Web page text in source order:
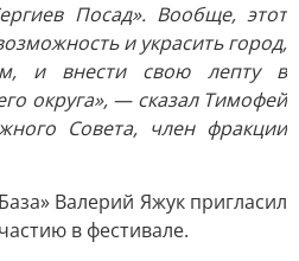
Посад». Вообще, этот
и украсить город,
и внести свою лепту в
округа», — сказал Тимофей
Совета, член фракции
Валерий Яжук пригласил
в фестивале.